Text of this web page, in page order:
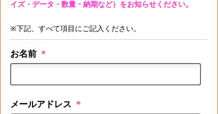
イズ・データ・数量・納期など）をお知らせください。
※下記、すべて項目にご記入ください。
お名前 ＊
メールアドレス ＊